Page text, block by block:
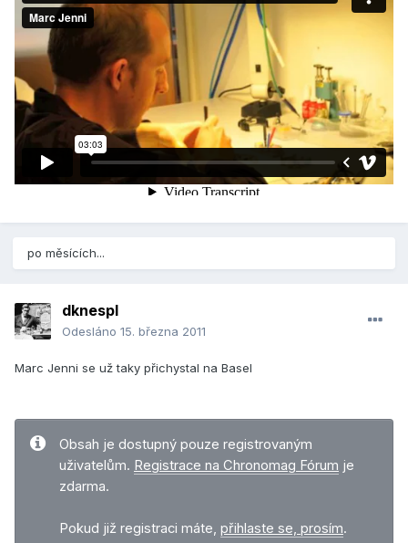
po měsících...
dknespl
Odesláno 15. března 2011
Marc Jenni se už taky přichystal na Basel
Obsah je dostupný pouze registrovaným
uživatelům. Registrace na Chronomag Fórum je
zdarma.
Pokud již registraci máte, přihlaste se, prosím.